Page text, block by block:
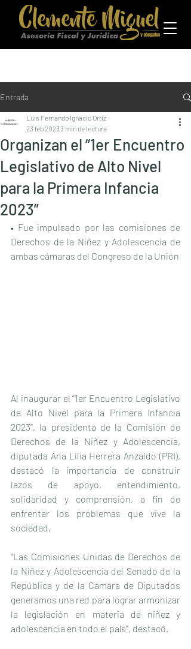
Entrada
Organizan el “1er Encuentro
Legislativo de Alto Nivel
para la Primera Infancia
2023”
Luis Fernando Ignacio Ortiz
23 feb 20233 min de lectura
• Fue impulsado por las comisiones de
Derechos de la Niñez y Adolescencia de
ambas cámaras del Congreso de la Unión
Al inaugurar el “1er Encuentro Legislativo
de Alto Nivel para la Primera Infancia
2023”, la presidenta de la Comisión de
Derechos de la Niñez y Adolescencia,
diputada Ana Lilia Herrera Anzaldo (PRI),
destacó la importancia de construir
lazos de apoyo, entendimiento,
solidaridad y comprensión, a fin de
enfrentar los problemas que vive la
sociedad.
“Las Comisiones Unidas de Derechos de
la Niñez y Adolescencia del Senado de la
República y de la Cámara de Diputados
generamos una red para lograr armonizar
la legislación en materia de niñez y
adolescencia en todo el país”, destacó.